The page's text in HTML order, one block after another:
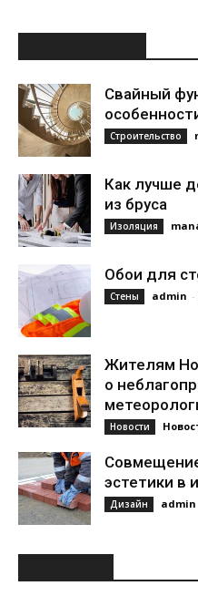
Свайный
Строительство
Как лучше
из бруса
Изоляция
Обои для
Стены admin -
Жителям
о
Новости
эстетики в
Дизайн admin